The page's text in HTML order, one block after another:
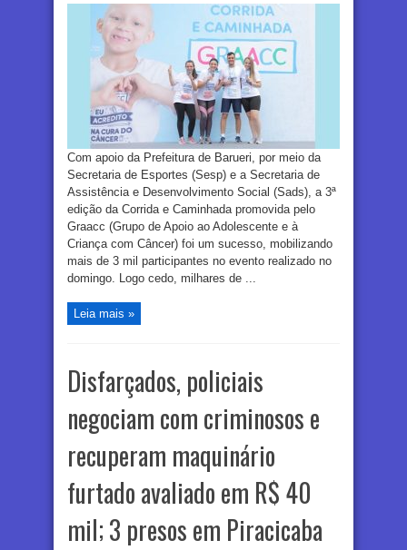
Com apoio da Prefeitura de Barueri, por meio da
Secretaria de Esportes (Sesp) e a Secretaria de
Assistência e Desenvolvimento Social (Sads), a 3ª
edição da Corrida e Caminhada promovida pelo
Graacc (Grupo de Apoio ao Adolescente e à
Criança com Câncer) foi um sucesso, mobilizando
mais de 3 mil participantes no evento realizado no
domingo. Logo cedo, milhares de ...
Leia mais »
Disfarçados, policiais
negociam com criminosos e
recuperam maquinário
furtado avaliado em R$ 40
mil; 3 presos em Piracicaba